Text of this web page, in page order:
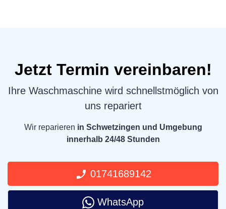
Jetzt Termin vereinbaren!
Ihre Waschmaschine wird schnellstmöglich von
uns repariert
Wir reparieren in Schwetzingen und Umgebung
innerhalb 24/48 Stunden
01741689142
WhatsApp